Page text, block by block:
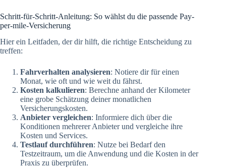
Schritt-für-Schritt-Anleitung: So wählst du die passende Pay-
per-mile-Versicherung
Hier ein Leitfaden, der dir hilft, die richtige Entscheidung zu
treffen:
Fahrverhalten analysieren: Notiere dir für einen
Monat, wie oft und wie weit du fährst.
Kosten kalkulieren: Berechne anhand der Kilometer
eine grobe Schätzung deiner monatlichen
Versicherungskosten.
Anbieter vergleichen: Informiere dich über die
Konditionen mehrerer Anbieter und vergleiche ihre
Kosten und Services.
Testlauf durchführen: Nutze bei Bedarf den
Testzeitraum, um die Anwendung und die Kosten in der
Praxis zu überprüfen.